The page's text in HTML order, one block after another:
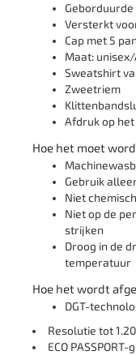
Versterkt
Cap met 5
Maat:
Sweatshirt
Zweetriem
Afdruk op
Hoe het moet
Gebruik
Niet
Niet op de
strijken
Droog in de
temperatuur
Hoe het wordt
DGT-
Resolutie tot
ECO